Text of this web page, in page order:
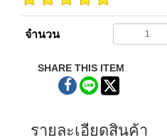
จำนวน
SHARE THIS ITEM
รายละเอียดสินค้า